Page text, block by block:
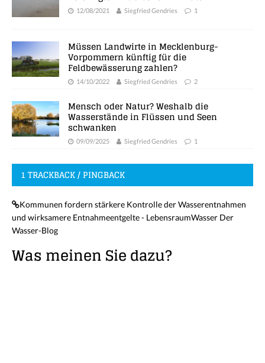
12/08/2021 Siegfried Gendries 1
Müssen Landwirte in Mecklenburg-
Vorpommern künftig für die
Feldbewässerung zahlen?
14/10/2022 Siegfried Gendries 2
Mensch oder Natur? Weshalb die
Wasserstände in Flüssen und Seen
schwanken
09/09/2025 Siegfried Gendries 1
1 TRACKBACK / PINGBACK
Kommunen fordern stärkere Kontrolle der Wasserentnahmen
und wirksamere Entnahmeentgelte - LebensraumWasser Der
Wasser-Blog
Was meinen Sie dazu?